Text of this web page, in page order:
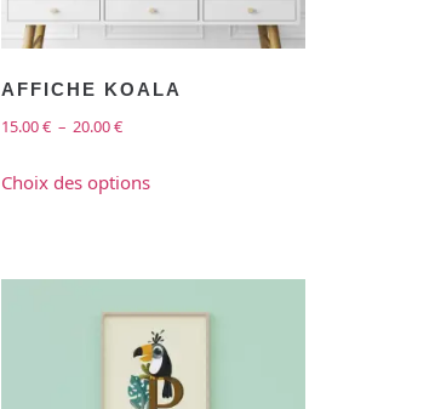
AFFICHE KOALA
15.00€ – 20.00€
Choix des options